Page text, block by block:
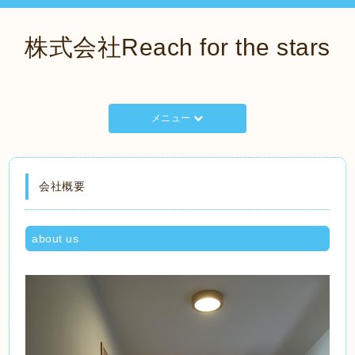
株式会社Reach for the stars
メニュー
会社概要
about us